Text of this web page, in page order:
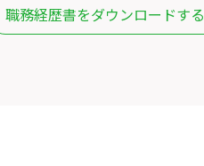
職務経歴書をダウンロードする